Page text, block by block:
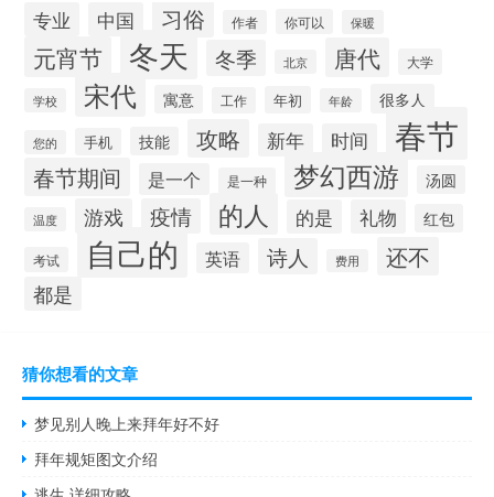
专业 中国 习俗 作者 你可以 保暖
元宵节 冬天 冬季 北京 唐代 大学
学校 宋代 寓意 工作 年初 年龄 很多人
您的 手机 技能 攻略 新年 时间 春节
春节期间 是一个 是一种 梦幻西游 汤圆
温度 游戏 疫情 的人 的是 礼物 红包
考试 自己的 英语 诗人 费用 还不
都是
猜你想看的文章
梦见别人晚上来拜年好不好
拜年规矩图文介绍